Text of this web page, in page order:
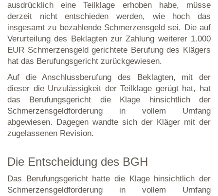
ausdrücklich eine Teilklage erhoben habe, müsse
derzeit nicht entschieden werden, wie hoch das
insgesamt zu bezahlende Schmerzensgeld sei. Die auf
Verurteilung des Beklagten zur Zahlung weiterer 1.000
EUR Schmerzensgeld gerichtete Berufung des Klägers
hat das Berufungsgericht zurückgewiesen.
Auf die Anschlussberufung des Beklagten, mit der
dieser die Unzulässigkeit der Teilklage gerügt hat, hat
das Berufungsgericht die Klage hinsichtlich der
Schmerzensgeldforderung in vollem Umfang
abgewiesen. Dagegen wandte sich der Kläger mit der
zugelassenen Revision.
Die Entscheidung des BGH
Das Berufungsgericht hatte die Klage hinsichtlich der
Schmerzensgeldforderung in vollem Umfang